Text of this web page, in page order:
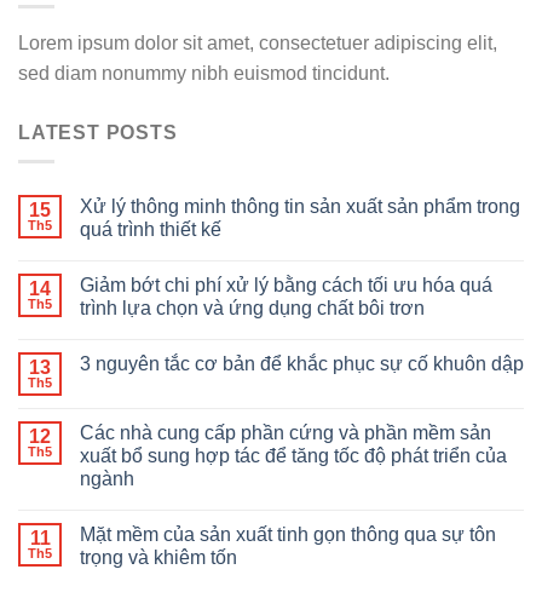
Lorem ipsum dolor sit amet, consectetuer adipiscing elit,
sed diam nonummy nibh euismod tincidunt.
LATEST POSTS
15
Th5
Xử lý thông minh thông tin sản xuất sản phẩm trong
quá trình thiết kế
14
Th5
Giảm bớt chi phí xử lý bằng cách tối ưu hóa quá
trình lựa chọn và ứng dụng chất bôi trơn
13
Th5
3 nguyên tắc cơ bản để khắc phục sự cố khuôn dập
12
Th5
Các nhà cung cấp phần cứng và phần mềm sản
xuất bổ sung hợp tác để tăng tốc độ phát triển của
ngành
11
Th5
Mặt mềm của sản xuất tinh gọn thông qua sự tôn
trọng và khiêm tốn